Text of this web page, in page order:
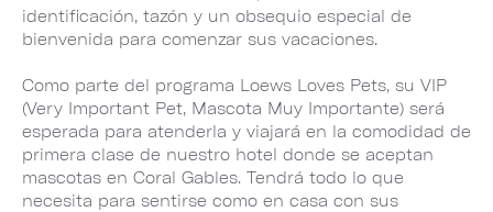
identificación, tazón y un obsequio especial de
bienvenida para comenzar sus vacaciones.
Como parte del programa Loews Loves Pets, su VIP
(Very Important Pet, Mascota Muy Importante) será
esperada para atenderla y viajará en la comodidad de
primera clase de nuestro hotel donde se aceptan
mascotas en Coral Gables. Tendrá todo lo que
necesita para sentirse como en casa con sus